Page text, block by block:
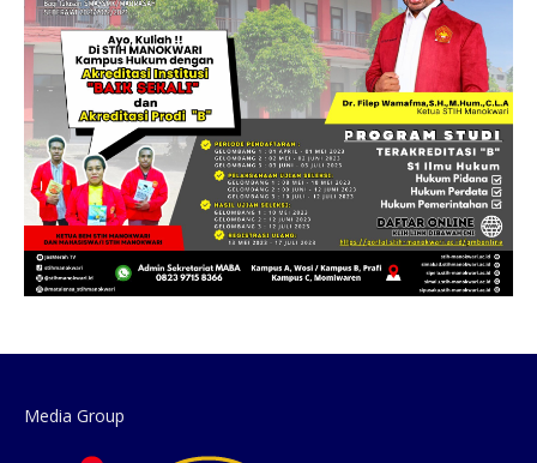
Media Group